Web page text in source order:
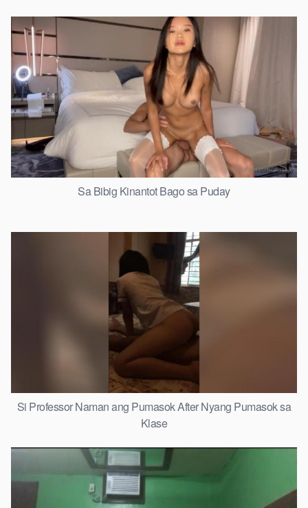
Sa Bibig Kinantot Bago sa Puday
Si Professor Naman ang Pumasok After Nyang Pumasok sa
Klase